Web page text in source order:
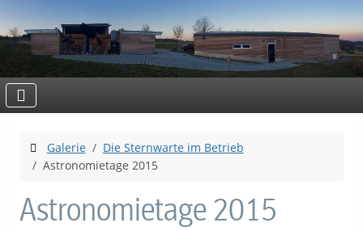
Galerie
Die Sternwarte im Betrieb
Astronomietage 2015
Astronomietage 2015